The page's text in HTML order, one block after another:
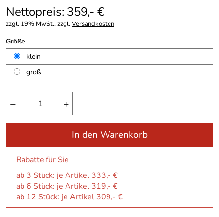
Nettopreis: 359,- €
zzgl. 19% MwSt., zzgl.Versandkosten
Größe
klein
groß
− +
In den Warenkorb
Rabatte für Sie
ab 3 Stück: je Artikel 333,- €
ab 6 Stück: je Artikel 319,- €
ab 12 Stück: je Artikel 309,- €